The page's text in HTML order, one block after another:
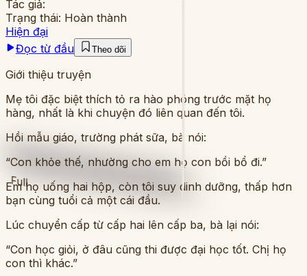
Full
Tác giả:
Trạng thái: Hoàn thành
Hiện đại
Đọc từ đầu
Theo dõi
Giới thiệu truyện
Mẹ tôi đặc biệt thích tỏ ra hào phóng trước mặt họ
hàng, nhất là khi chuyện đó liên quan đến tôi.
Hồi mẫu giáo, trường phát sữa, bà nói:
“Con khỏe thế, nhường cho em họ con bồi bổ đi.”
Em họ uống hai hộp, còn tôi suy dinh dưỡng, thấp hơn
bạn cùng tuổi cả một cái đầu.
Lúc chuyển cấp từ cấp hai lên cấp ba, bà lại nói:
“Con học giỏi, ở đâu cũng thi được đại học tốt. Chị họ
con thì khác.”